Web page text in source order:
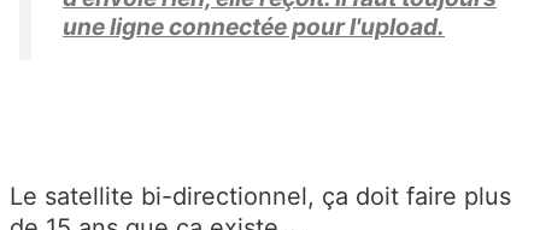
une ligne connectée pour l'upload.
Le satellite bi-directionnel, ça doit faire plus